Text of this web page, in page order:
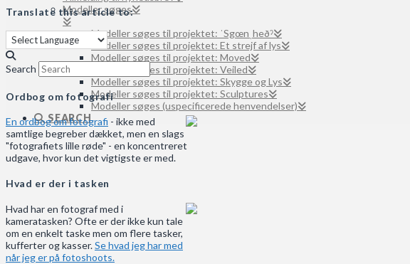
Modeller søges
Modeller søges til projektet: ˈSgœnˌheðˀ
Modeller søges til projektet: Et strejf af lys
Modeller søges til projektet: Moved
Modeller søges til projektet: Veiled
Modeller søges til projektet: Skygge og Lys
Modeller søges til projektet: Sculptures
Modeller søges (uspecificerede henvendelser)
SEARCH
Translate this article to:
Search
Ordbog om fotografi
En ordbog om fotografi - ikke med
samtlige begreber dækket, men en slags
"fotografiets lille røde" - en koncentreret
udgave, hvor kun det vigtigste er med.
Hvad er der i tasken
Hvad har en fotograf med i
kameratasken? Ofte er der ikke kun tale
om en enkelt taske men om flere tasker,
kufferter og kasser.Se hvad jeg har med
når jeg er på fotoshoots.